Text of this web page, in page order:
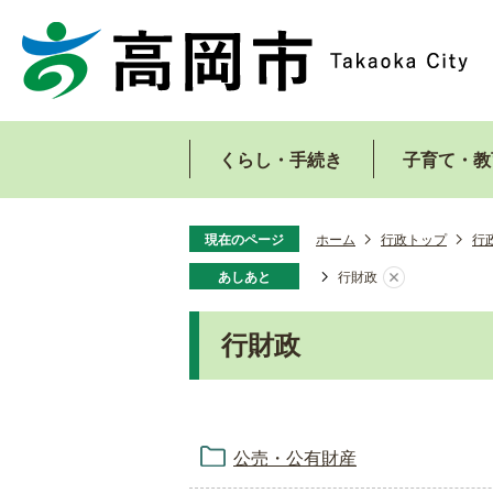
くらし・手続き 子育て・
現在のページ ホーム 行政トップ 行
あしあと 行財政
行財政
公売・公有財産